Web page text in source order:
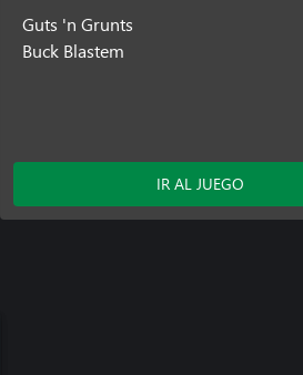
Guts 'n Grunts
Buck Blastem
IR AL JUEGO